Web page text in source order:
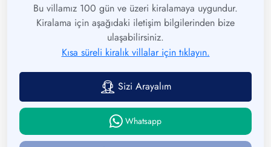
Bu villamız 100 gün ve üzeri kiralamaya uygundur.
Kiralama için aşağıdaki iletişim bilgilerinden bize
ulaşabilirsiniz.
Kısa süreli kiralık villalar için tıklayın.
Sizi Arayalım
Whatsapp